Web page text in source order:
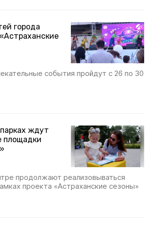
города
события пройдут с 26 по 30
ждут
площадки
продолжают реализовываться
проекта «Астраханские сезоны»